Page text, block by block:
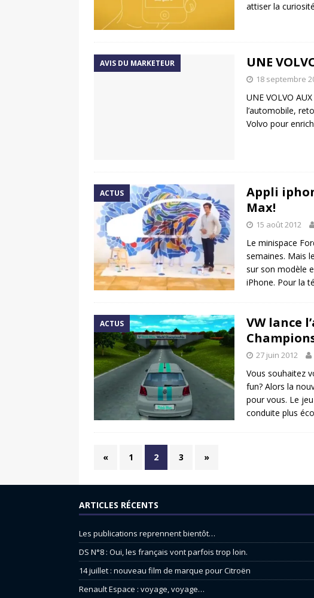
attiser la
AVIS DU MARKETEUR UNE
18 septembre
UNE VOLVO
l’automobile,
Volvo pour
ACTUS
Appli
Max!
15 août 2012
Le minispace
semaines. Mais
sur son modèle
iPhone. Pour la
ACTUS
VW lance
27 juin 2012
Vous souhaitez
fun? Alors la
pour vous. Le
conduite plus
« 1 2 3 »
ARTICLES RÉCENTS
Les publications reprennent bientôt…
DS N°8 : Oui, les français vont parfois trop loin.
14 juillet : nouveau film de marque pour Citroën
Renault Espace : voyage, voyage…